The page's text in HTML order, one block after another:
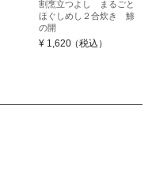
割烹立つよし まるごと
ほぐしめし２合炊き 鯵
の開
¥ 1,620（税込）